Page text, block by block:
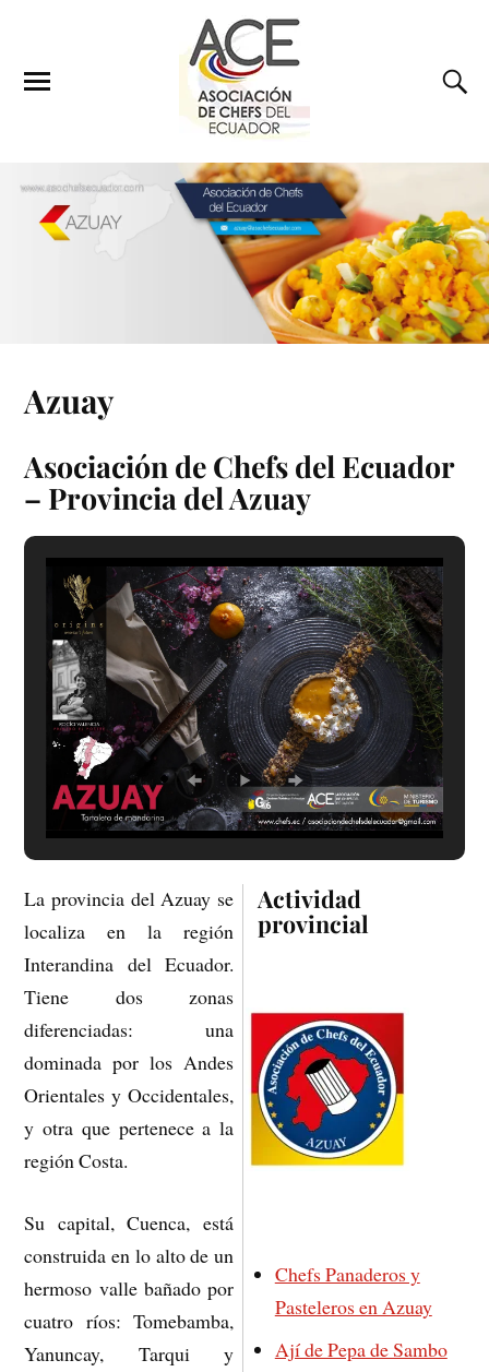
Azuay
Asociación de Chefs del Ecuador
– Provincia del Azuay
Actividad
provincial
Chefs Panaderos y
Pasteleros en Azuay
Ají de Pepa de Sambo
La provincia del Azuay se
localiza en la región
Interandina del Ecuador.
Tiene dos zonas
diferenciadas: una
dominada por los Andes
Orientales y Occidentales,
y otra que pertenece a la
región Costa.
Su capital, Cuenca, está
construida en lo alto de un
hermoso valle bañado por
cuatro ríos: Tomebamba,
Yanuncay, Tarqui y